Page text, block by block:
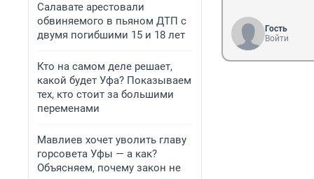
Салавате арестовали
обвиняемого в пьяном ДТП с
двумя погибшими 15 и 18 лет
Кто на самом деле решает,
какой будет Уфа? Показываем
тех, кто стоит за большими
переменами
Мавлиев хочет уволить главу
горсовета Уфы — а как?
Объясняем, почему закон не
Гость
Войти